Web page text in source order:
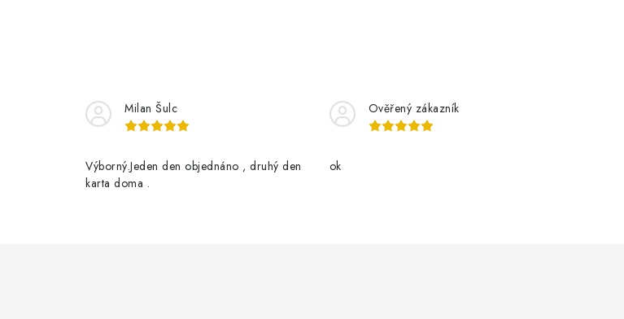
Milan Šulc
Výborný.Jeden den objednáno , druhý den
karta doma .
Ověřený zákazník
ok